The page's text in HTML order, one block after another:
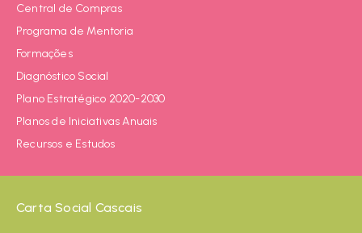
Central de Compras
Programa de Mentoria
Formações
Diagnóstico Social
Plano Estratégico 2020-2030
Planos de Iniciativas Anuais
Recursos e Estudos
Carta Social Cascais